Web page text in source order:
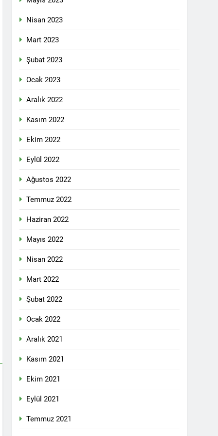
dil olsun.
li ber kolonyalîzmê netewînin bi rêzdarî
görüştü.
Genel Merkez’de toplandı.
VE DİYALOĞLA ÇÖZÜLMELİDİR
23 Aralık 2024 tarihinde saat
başkanı Bayram Bozyel’in açılış
Nisan 2023
Mart 2023
Şubat 2023
Ocak 2023
Aralık 2022
Kasım 2022
Ekim 2022
Eylül 2022
Ağustos 2022
Temmuz 2022
Haziran 2022
Mayıs 2022
Nisan 2022
Mart 2022
Şubat 2022
Ocak 2022
Aralık 2021
Kasım 2021
Ekim 2021
Eylül 2021
Temmuz 2021